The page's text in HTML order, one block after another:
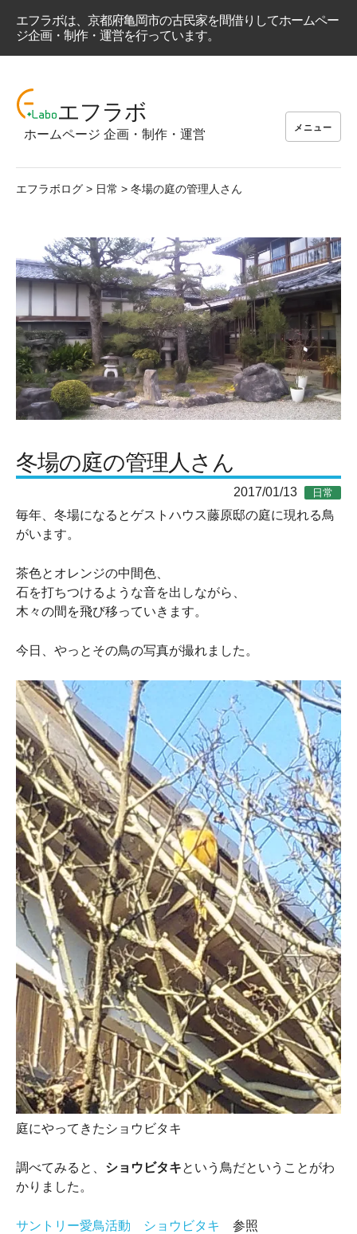
エフラボは、京都府亀岡市の古民家を間借りしてホームペー
ジ企画・制作・運営を行っています。
エフラボ
ホームページ 企画・制作・運営 メニュー
エフラボログ > 日常 > 冬場の庭の管理人さん
冬場の庭の管理人さん
2017/01/13 日常
毎年、冬場になるとゲストハウス藤原邸の庭に現れる鳥
がいます。
茶色とオレンジの中間色、
石を打ちつけるような音を出しながら、
木々の間を飛び移っていきます。
今日、やっとその鳥の写真が撮れました。
庭にやってきたショウビタキ
調べてみると、 ショウビタキという鳥だということがわ
かりました。
サントリー愛鳥活動 ショウビタキ 参照